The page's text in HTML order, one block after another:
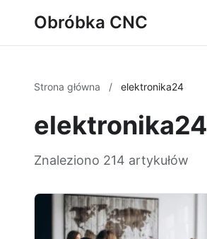
Obróbka CNC
Strona główna / elektronika24
elektronika24
Znaleziono 214 artykułów